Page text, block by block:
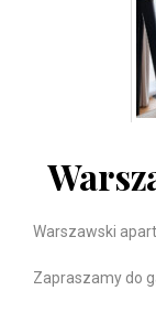
Warszawski
Zapraszamy do